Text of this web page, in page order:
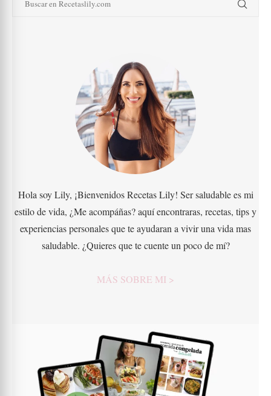
Hola soy Lily, ¡Bienvenidos Recetas Lily! Ser saludable es mi
estilo de vida, ¿Me acompáñas? aquí encontraras, recetas, tips y
experiencias personales que te ayudaran a vivir una vida mas
saludable. ¿Quieres que te cuente un poco de mí?
MÁS SOBRE MI >